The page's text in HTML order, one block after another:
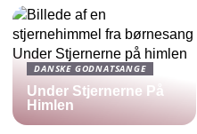
DANSKE GODNATSANGE
Under Stjernerne På
Himlen